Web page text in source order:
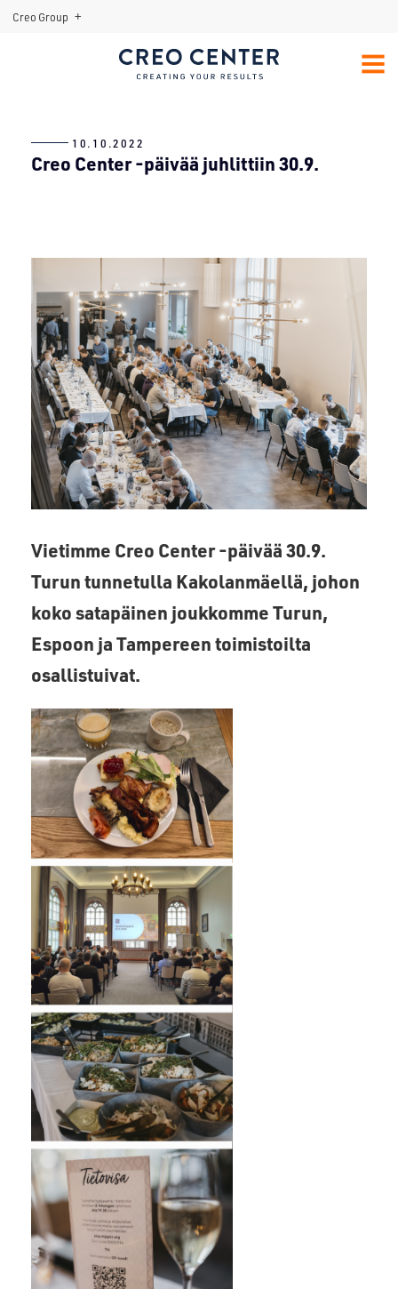
Creo Group +
Creo Center MENU
10.10.2022
Creo Center -päivää juhlittiin 30.9.
Vietimme Creo Center -päivää 30.9.
Turun tunnetulla Kakolanmäellä, johon
koko satapäinen joukkomme Turun,
Espoon ja Tampereen toimistoilta
osallistuivat.